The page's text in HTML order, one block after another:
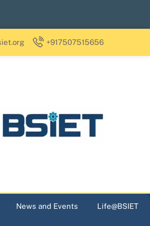
+917507515656
News and Events Life@BSIET